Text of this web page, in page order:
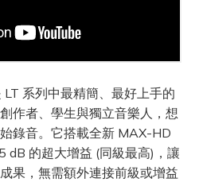
系列中最精簡、最好上手的
作者、學生與獨立音樂人，想
錄音。它搭載全新 MAX-HD
dB 的超大增益 (同級最高)，讓
果，無需額外連接前級或增益